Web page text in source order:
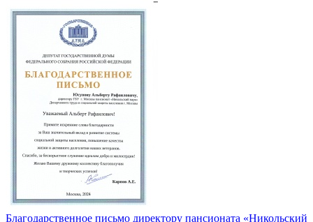
Благодарственное письмо директору пансионата «Никольский